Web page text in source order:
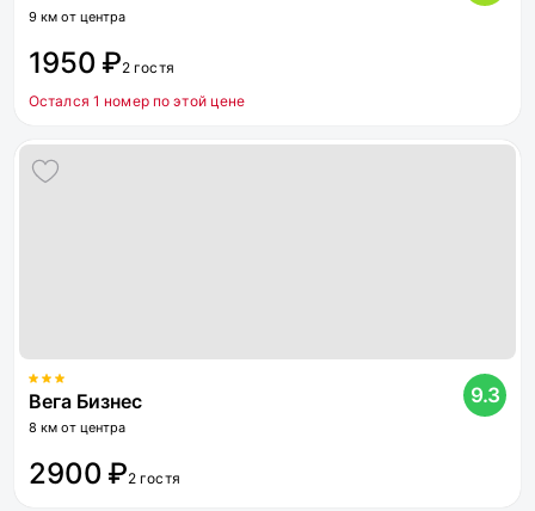
9 км от центра
1950 ₽2 гостя
Остался 1 номер по этой цене
Вега Бизнес
8 км от центра
9.3
2900 ₽2 гостя